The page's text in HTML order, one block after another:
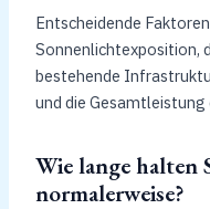
Entscheidende
Sonnenlichtexposition,
bestehende
und die
Wie lange halten
normalerweise?